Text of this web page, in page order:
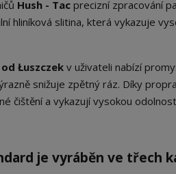
Hush - Tac precizní zpracování
hliníková slitina, která vykazuje
Łuszczek v uživateli nabízí
snižuje zpětný ráz. Díky
čištění a vykazují vysokou
je vyráběn ve třech